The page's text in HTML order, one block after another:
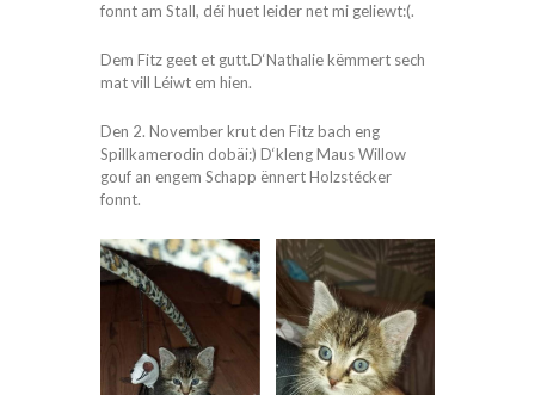
fonnt am Stall, déi huet leider net mi geliewt:(.
Dem Fitz geet et gutt.D‘Nathalie këmmert sech
mat vill Léiwt em hien.
Den 2. November krut den Fitz bach eng
Spillkamerodin dobäi:) D‘kleng Maus Willow
gouf an engem Schapp ënnert Holzstécker
fonnt.